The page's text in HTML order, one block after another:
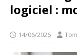
logiciel :
14/06/2026